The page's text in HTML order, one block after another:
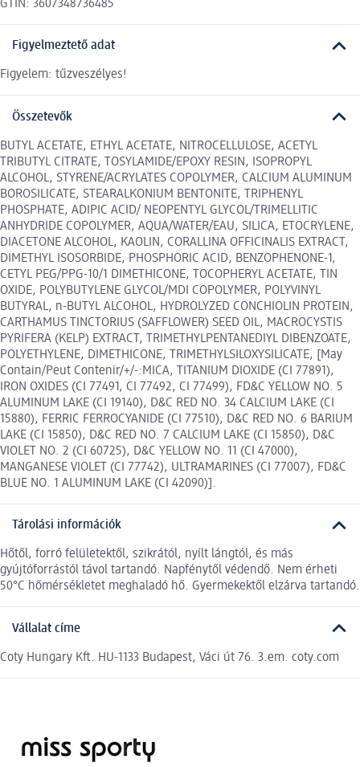
GTIN: 3607348736485
Figyelmeztető adat
Figyelem: tűzveszélyes!
Összetevők
BUTYL ACETATE, ETHYL ACETATE, NITROCELLULOSE, ACETYL
TRIBUTYL CITRATE, TOSYLAMIDE/EPOXY RESIN, ISOPROPYL
ALCOHOL, STYRENE/ACRYLATES COPOLYMER, CALCIUM ALUMINUM
BOROSILICATE, STEARALKONIUM BENTONITE, TRIPHENYL
PHOSPHATE, ADIPIC ACID/ NEOPENTYL GLYCOL/TRIMELLITIC
ANHYDRIDE COPOLYMER, AQUA/WATER/EAU, SILICA, ETOCRYLENE,
DIACETONE ALCOHOL, KAOLIN, CORALLINA OFFICINALIS EXTRACT,
DIMETHYL ISOSORBIDE, PHOSPHORIC ACID, BENZOPHENONE-1,
CETYL PEG/PPG-10/1 DIMETHICONE, TOCOPHERYL ACETATE, TIN
OXIDE, POLYBUTYLENE GLYCOL/MDI COPOLYMER, POLYVINYL
BUTYRAL, n-BUTYL ALCOHOL, HYDROLYZED CONCHIOLIN PROTEIN,
CARTHAMUS TINCTORIUS (SAFFLOWER) SEED OIL, MACROCYSTIS
PYRIFERA (KELP) EXTRACT, TRIMETHYLPENTANEDIYL DIBENZOATE,
POLYETHYLENE, DIMETHICONE, TRIMETHYLSILOXYSILICATE, [May
Contain/Peut Contenir/+/-:MICA, TITANIUM DIOXIDE (CI 77891),
IRON OXIDES (CI 77491, CI 77492, CI 77499), FD&C YELLOW NO. 5
ALUMINUM LAKE (CI 19140), D&C RED NO. 34 CALCIUM LAKE (CI
15880), FERRIC FERROCYANIDE (CI 77510), D&C RED NO. 6 BARIUM
LAKE (CI 15850), D&C RED NO. 7 CALCIUM LAKE (CI 15850), D&C
VIOLET NO. 2 (CI 60725), D&C YELLOW NO. 11 (CI 47000),
MANGANESE VIOLET (CI 77742), ULTRAMARINES (CI 77007), FD&C
BLUE NO. 1 ALUMINUM LAKE (CI 42090)].
Tárolási információk
Hőtől, forró felületektől, szikrától, nyílt lángtól, és más
gyújtóforrástól távol tartandó. Napfénytől védendő. Nem érheti
50°C hőmérsékletet meghaladó hő. Gyermekektől elzárva tartandó.
Vállalat címe
Coty Hungary Kft. HU-1133 Budapest, Váci út 76. 3.em. coty.com